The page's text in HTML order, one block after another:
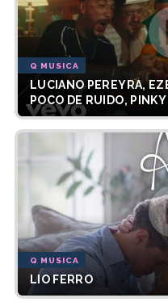
Q MUSICA
LUCIANO PEREYRA,
POCO DE RUIDO,
Q MUSICA
LIO FERRO